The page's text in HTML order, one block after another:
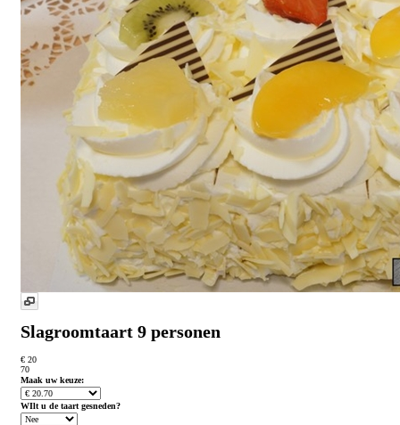
Slagroomtaart 9 personen
€ 20
70
Maak uw keuze:
WIlt u de taart gesneden?